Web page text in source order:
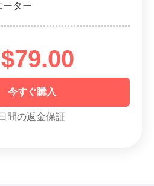
ーター
$79.00
今すぐ購入
間の返金保証